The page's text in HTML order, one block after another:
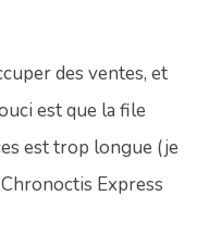
des ventes, et
est que la file
est trop longue (je
Express